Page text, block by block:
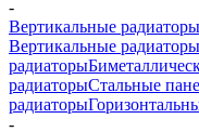
-
Вертикальные
Вертикальные
радиаторы
радиаторыСтальные
радиаторы
-